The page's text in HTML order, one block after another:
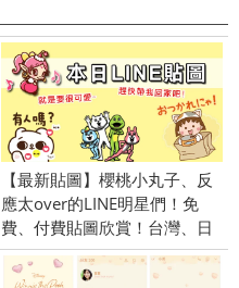
【最新貼圖】櫻桃小丸子、反
應太over的LINE明星們！免
費、付費貼圖欣賞！台灣、日
本、泰國限定／openVPN跨區
／2016/9/29